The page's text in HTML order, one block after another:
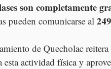
son completamente
pueden comunicarse al
de Quecholac
esta actividad física y